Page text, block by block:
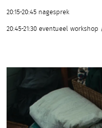
20:15-20:45 nagesprek
20:45-21:30 eventueel workshop